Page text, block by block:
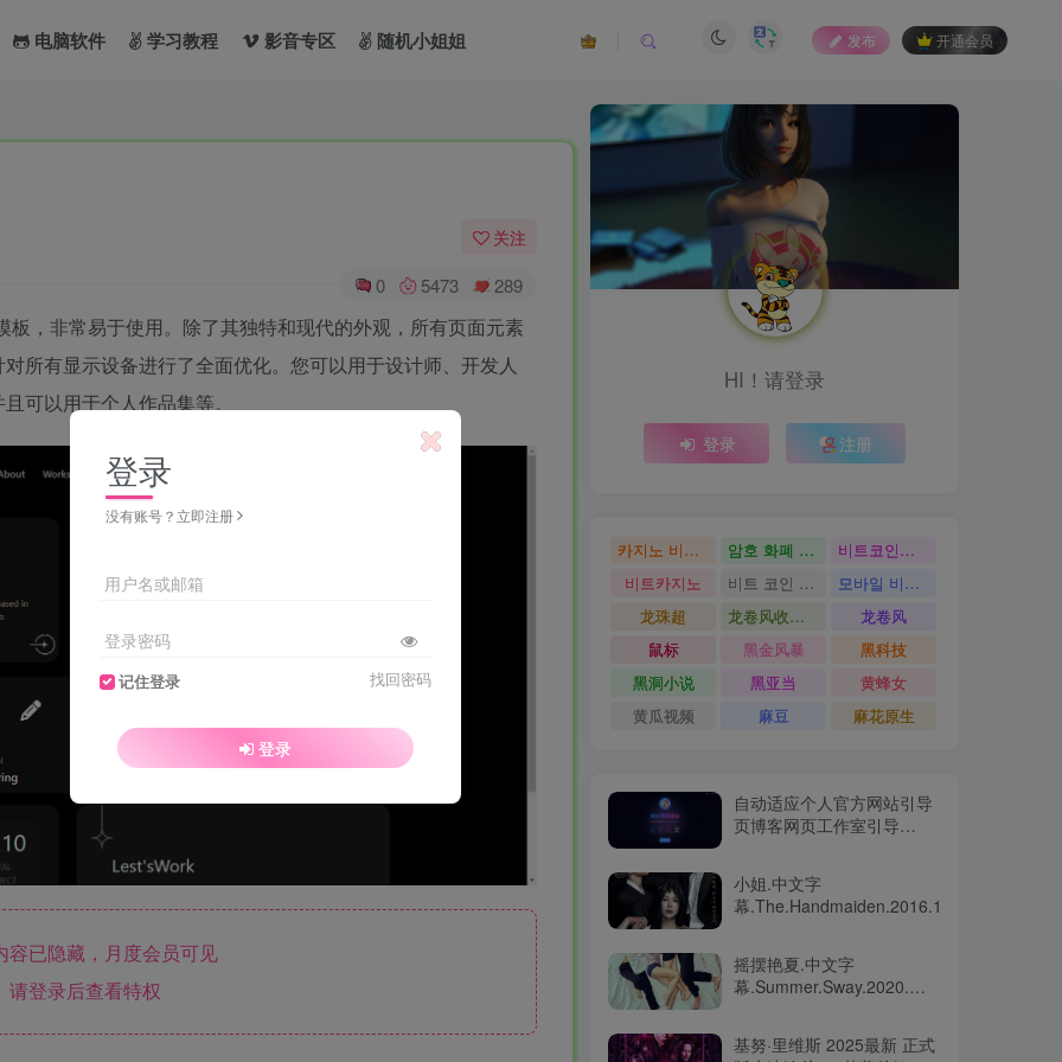
电脑软件 学习教程 影音专区 随机小姐姐 发布 开通会员
关注
0 5473 289
，非常易于使用。除了其独特和现代的外观，所有页面元素
所有显示设备进行了全面优化。您可以用于设计师、开发人
可以用于个人作品集等。
已隐藏，月度会员可见
请登录后查看特权
HI！请登录
登录 注册
카지노 비트코인 암호 화폐 카지노
비트코인카지노
비트카지노
비트 코인 온라인 카지노
모바일 비트 코인 카지노
龙珠超
龙卷风收音机
龙卷风
鼠标
黑金风暴
黑科技
黑洞小说
黑亚当
黄蜂女
黄瓜视频
麻豆 麻花原生
自动适应个人官方网站引导
页博客网页工作室引导
小姐.中文字
幕.The.Handmaiden.2016.1080p
摇摆艳夏.中文字
幕.Summer.Sway.2020.제
基努·里维斯 2025最新 正式
登录
没有账号？立即注册
用户名或邮箱
登录密码
记住登录 找回密码
登录